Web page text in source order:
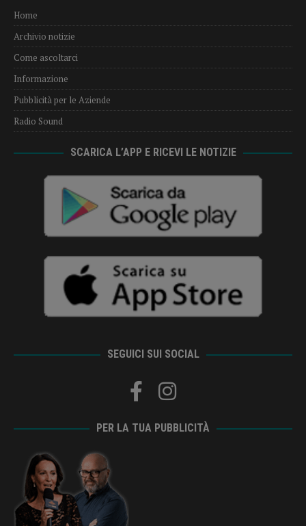
Home
Archivio notizie
Come ascoltarci
Informazione
Pubblicità per le Aziende
Radio Sound
SCARICA L’APP E RICEVI LE NOTIZIE
SEGUICI SUI SOCIAL
PER LA TUA PUBBLICITÀ